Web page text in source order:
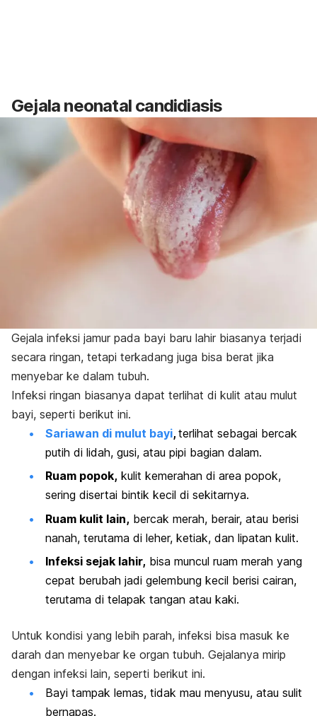
Gejala neonatal candidiasis
Gejala infeksi jamur pada bayi baru lahir biasanya terjadi
secara ringan, tetapi terkadang juga bisa berat jika
menyebar ke dalam tubuh.
Infeksi ringan biasanya dapat terlihat di kulit atau mulut
bayi, seperti berikut ini.
Sariawan di mulut bayi, terlihat sebagai bercak
putih di lidah, gusi, atau pipi bagian dalam.
Ruam popok, kulit kemerahan di area popok,
sering disertai bintik kecil di sekitarnya.
Ruam kulit lain, bercak merah, berair, atau berisi
nanah, terutama di leher, ketiak, dan lipatan kulit.
Infeksi sejak lahir, bisa muncul ruam merah yang
cepat berubah jadi gelembung kecil berisi cairan,
terutama di telapak tangan atau kaki.
Untuk kondisi yang lebih parah, infeksi bisa masuk ke
darah dan menyebar ke organ tubuh. Gejalanya mirip
dengan infeksi lain, seperti berikut ini.
Bayi tampak lemas, tidak mau menyusu, atau sulit
bernapas.